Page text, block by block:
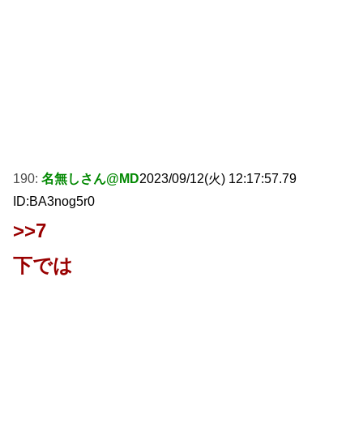
190: 名無しさん@MD2023/09/12(火) 12:17:57.79
ID:BA3nog5r0
>>7
下では